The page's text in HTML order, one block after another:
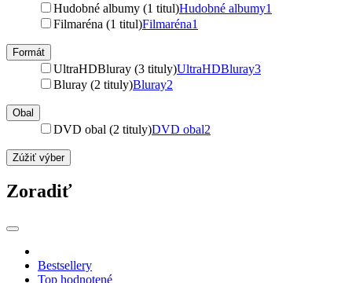
Hudobné albumy (1 titul)Hudobné albumy1
Filmaréna (1 titul)Filmaréna1
Formát
UltraHDBluray (3 tituly)UltraHDBluray3
Bluray (2 tituly)Bluray2
Obal
DVD obal (2 tituly)DVD obal2
Zúžiť výber
Zoradiť
Bestsellery
Top hodnotené